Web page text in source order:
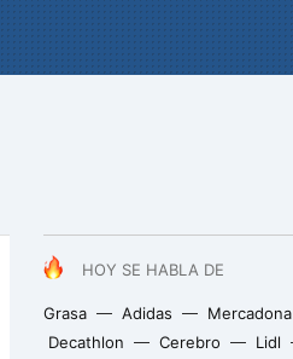
HOY SE HABLA DE
Grasa Adidas
Mercadona
Decathlon
Cerebro Lidl